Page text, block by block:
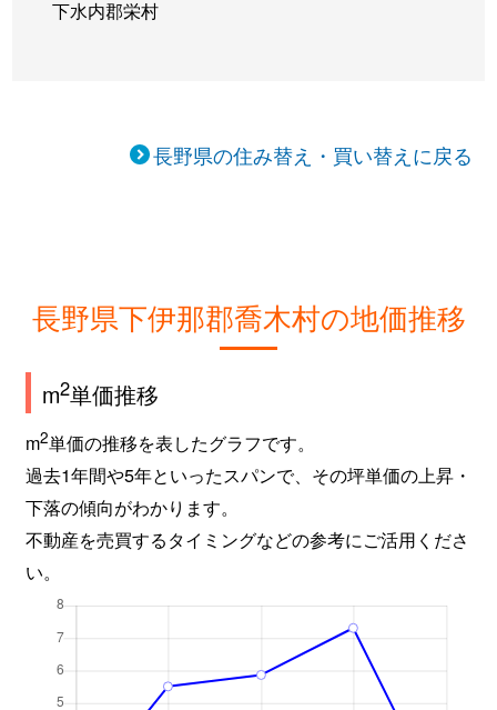
下水内郡栄村
長野県の住み替え・買い替えに戻る
長野県下伊那郡喬木村の地価推移
m2単価推移
m2単価の推移を表したグラフです。
過去1年間や5年といったスパンで、その坪単価の上昇・
下落の傾向がわかります。
不動産を売買するタイミングなどの参考にご活用くださ
い。